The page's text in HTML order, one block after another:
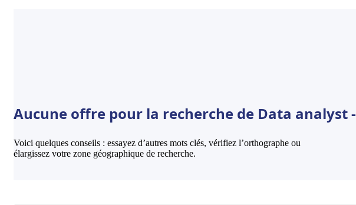
Aucune offre pour la recherche de Data analyst
Voici quelques conseils : essayez d’autres mots clés, vérifiez l’orthographe ou
élargissez votre zone géographique de recherche.